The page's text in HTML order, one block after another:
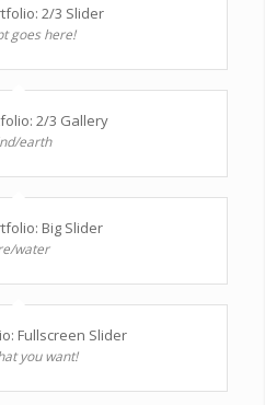
2/3 Slider
goes here!
2/3 Gallery
earth
Big Slider
water
Fullscreen Slider
you want!